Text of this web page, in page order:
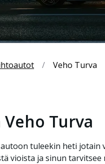
/ Veho Turva
Turva
tuleekin heti
vioista ja sinun tarvitsee